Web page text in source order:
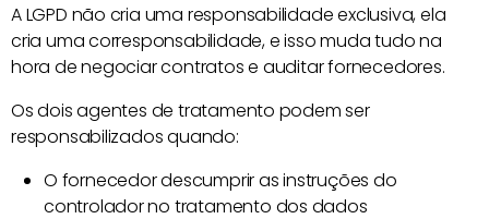
A LGPD não cria uma responsabilidade exclusiva, ela
cria uma corresponsabilidade, e isso muda tudo na
hora de negociar contratos e auditar fornecedores.
Os dois agentes de tratamento podem ser
responsabilizados quando:
O fornecedor descumprir as instruções do
controlador no tratamento dos dados